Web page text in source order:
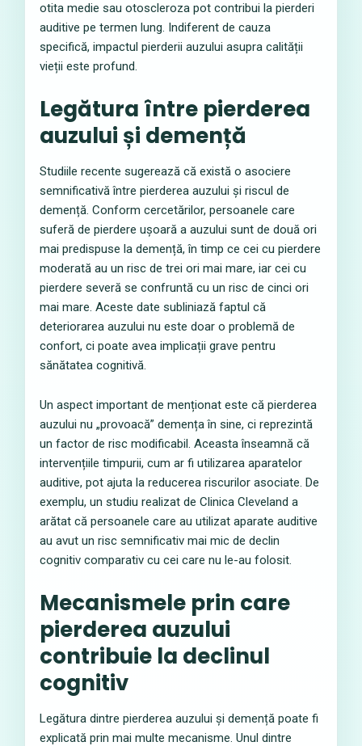
otita medie sau otoscleroza pot contribui la pierderi
auditive pe termen lung. Indiferent de cauza
specifică, impactul pierderii auzului asupra calității
vieții este profund.
Legătura între pierderea
auzului și demență
Studiile recente sugerează că există o asociere
semnificativă între pierderea auzului și riscul de
demență. Conform cercetărilor, persoanele care
suferă de pierdere ușoară a auzului sunt de două ori
mai predispuse la demență, în timp ce cei cu pierdere
moderată au un risc de trei ori mai mare, iar cei cu
pierdere severă se confruntă cu un risc de cinci ori
mai mare. Aceste date subliniază faptul că
deteriorarea auzului nu este doar o problemă de
confort, ci poate avea implicații grave pentru
sănătatea cognitivă.
Un aspect important de menționat este că pierderea
auzului nu „provoacă” demența în sine, ci reprezintă
un factor de risc modificabil. Aceasta înseamnă că
intervențiile timpurii, cum ar fi utilizarea aparatelor
auditive, pot ajuta la reducerea riscurilor asociate. De
exemplu, un studiu realizat de Clinica Cleveland a
arătat că persoanele care au utilizat aparate auditive
au avut un risc semnificativ mai mic de declin
cognitiv comparativ cu cei care nu le-au folosit.
Mecanismele prin care
pierderea auzului
contribuie la declinul
cognitiv
Legătura dintre pierderea auzului și demență poate fi
explicată prin mai multe mecanisme. Unul dintre